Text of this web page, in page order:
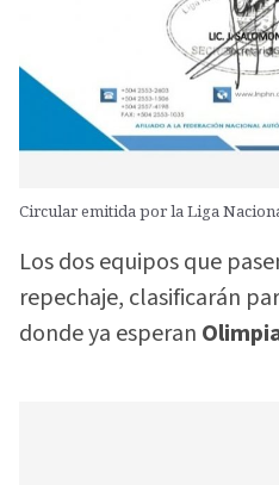
Circular emitida por la Liga
Los dos equipos que
repechaje, clasificarán
donde ya esperan